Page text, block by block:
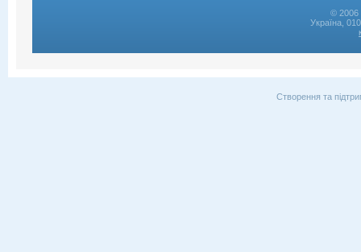
© 2006
Україна,
Створення та